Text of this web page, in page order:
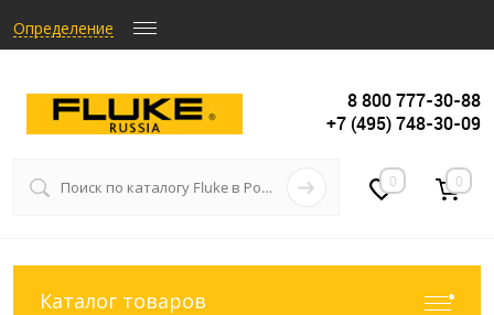
Определение
8 800 777-30-88
+7 (495) 748-30-09
0 0
Каталог товаров